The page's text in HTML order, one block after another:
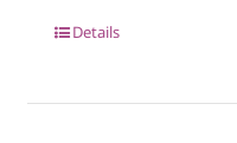
Details